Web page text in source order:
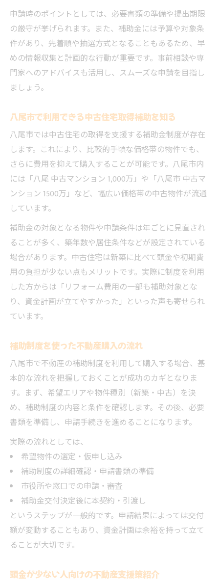
申請時のポイントとしては、必要書類の準備や提出期限
の厳守が挙げられます。また、補助金には予算や対象条
件があり、先着順や抽選方式となることもあるため、早
めの情報収集と計画的な行動が重要です。事前相談や専
門家へのアドバイスも活用し、スムーズな申請を目指し
ましょう。
八尾市で利用できる中古住宅取得補助を知る
八尾市では中古住宅の取得を支援する補助金制度が存在
します。これにより、比較的手頃な価格帯の物件でも、
さらに費用を抑えて購入することが可能です。八尾市内
には「八尾 中古マンション 1,000万」や「八尾市 中古マ
ンション 1500万」など、幅広い価格帯の中古物件が流通
しています。
補助金の対象となる物件や申請条件は年ごとに見直され
ることが多く、築年数や居住条件などが設定されている
場合があります。中古住宅は新築に比べて頭金や初期費
用の負担が少ない点もメリットです。実際に制度を利用
した方からは「リフォーム費用の一部も補助対象とな
り、資金計画が立てやすかった」といった声も寄せられ
ています。
補助制度を使った不動産購入の流れ
八尾市で不動産の補助制度を利用して購入する場合、基
本的な流れを把握しておくことが成功のカギとなりま
す。まず、希望エリアや物件種別（新築・中古）を決
め、補助制度の内容と条件を確認します。その後、必要
書類を準備し、申請手続きを進めることになります。
実際の流れとしては、
希望物件の選定・仮申し込み
補助制度の詳細確認・申請書類の準備
市役所や窓口での申請・審査
補助金交付決定後に本契約・引渡し
というステップが一般的です。申請結果によっては交付
額が変動することもあり、資金計画は余裕を持って立て
ることが大切です。
頭金が少ない人向けの不動産支援策紹介